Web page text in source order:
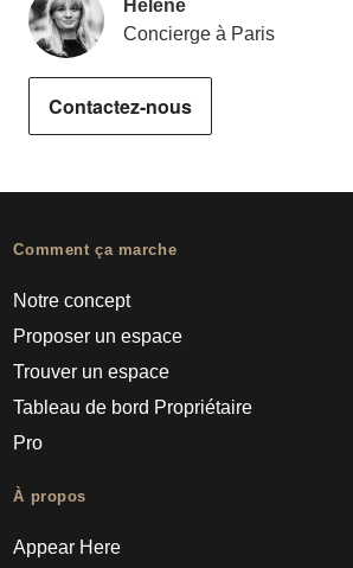
Helene
Concierge à Paris
Contactez-nous
Comment ça marche
Notre concept
Proposer un espace
Trouver un espace
Tableau de bord Propriétaire
Pro
À propos
Appear Here